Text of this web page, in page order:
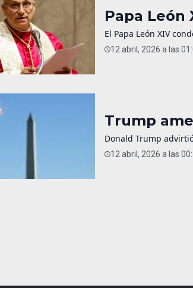
Papa León
El Papa León XIV
12 abril, 2026 a las
Trump
Donald Trump
12 abril, 2026 a las